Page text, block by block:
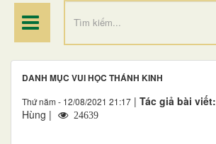
DANH MỤC VUI HỌC THÁNH KINH
Thứ năm - 12/08/2021 21:17 | Tác giả bài viết:
Hùng |
24639